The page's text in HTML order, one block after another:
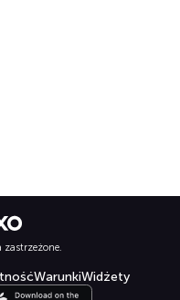
WarunkiWidżety